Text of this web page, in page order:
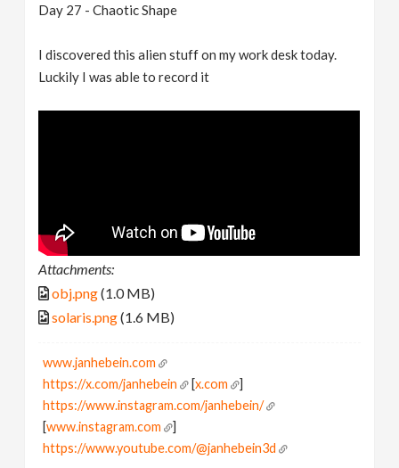
Day 27 - Chaotic Shape
I discovered this alien stuff on my work desk today.
Luckily I was able to record it
Attachments:
obj.png(1.0 MB)
solaris.png(1.6 MB)
www.janhebein.com
https://x.com/janhebein
[x.com
]
https://www.instagram.com/janhebein/
[www.instagram.com
]
https://www.youtube.com/@janhebein3d